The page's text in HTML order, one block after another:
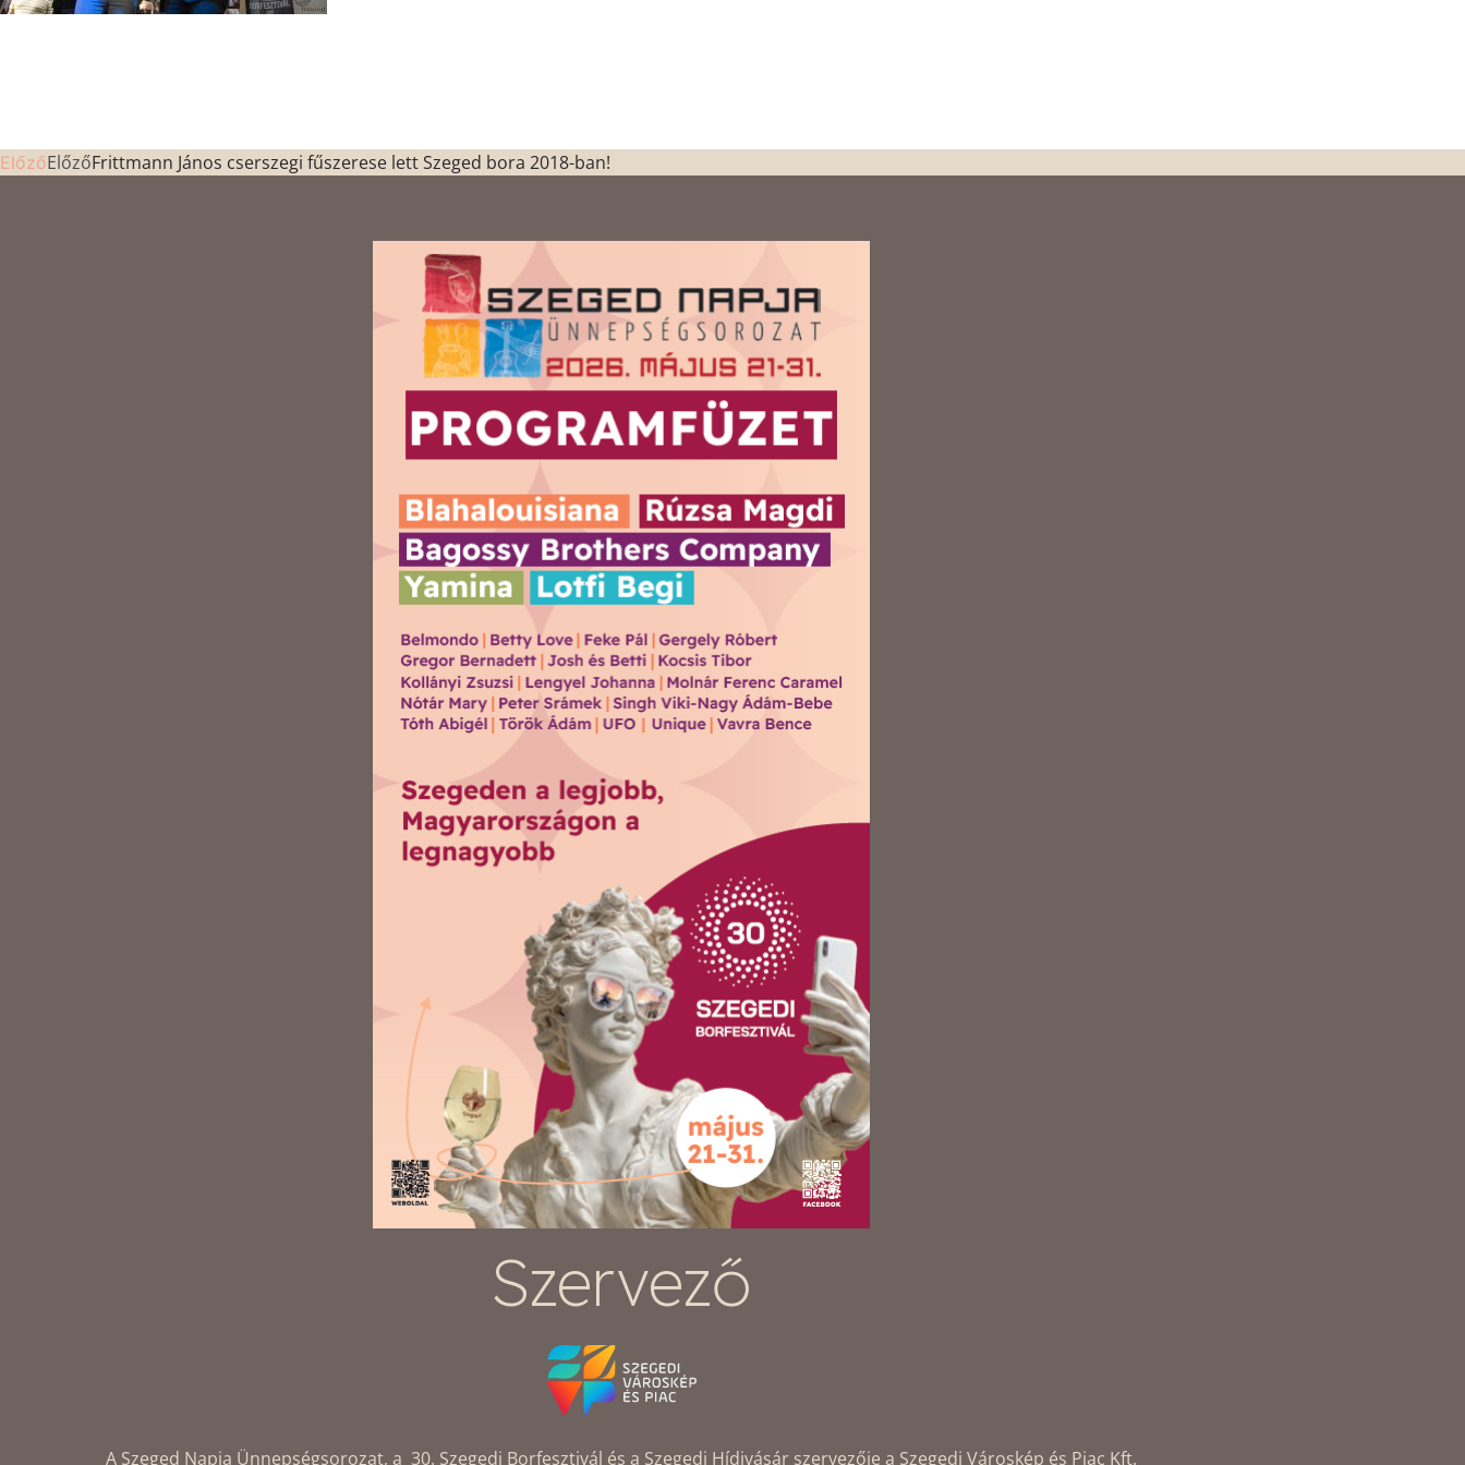
ElőzőElőzőFrittmann János cserszegi fűszerese lett Szeged bora 2018-ban!
Szervező
A Szeged Napja Ünnepségsorozat, a 30. Szegedi Borfesztivál és a Szegedi Hídivásár szervezője a Szegedi Városkép és Piac Kft.